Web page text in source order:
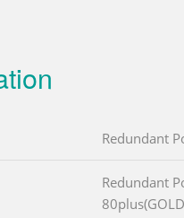
Redundant
Redundant